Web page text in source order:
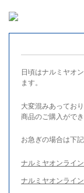
日頃はナルミヤオ
ます。
大変混みあってお
商品のご購入ができ
お急ぎの場合は下
ナルミヤオンライ
ナルミヤオンライ